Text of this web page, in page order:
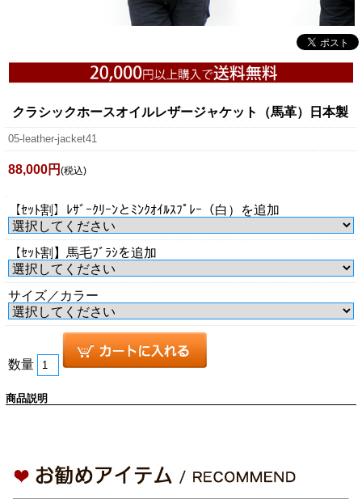
クラシックホースオイルレザージャケット（馬革）日本製
05-leather-jacket41
88,000円 (税込)
【ｾｯﾄ割】ﾚｻﾞｰｸﾘｰﾝとﾐﾝｸｵｲﾙｽﾌﾟﾚｰ（白）を追加
【ｾｯﾄ割】馬毛ﾌﾞﾗｼを追加
サイズ／カラー
数量
商品説明